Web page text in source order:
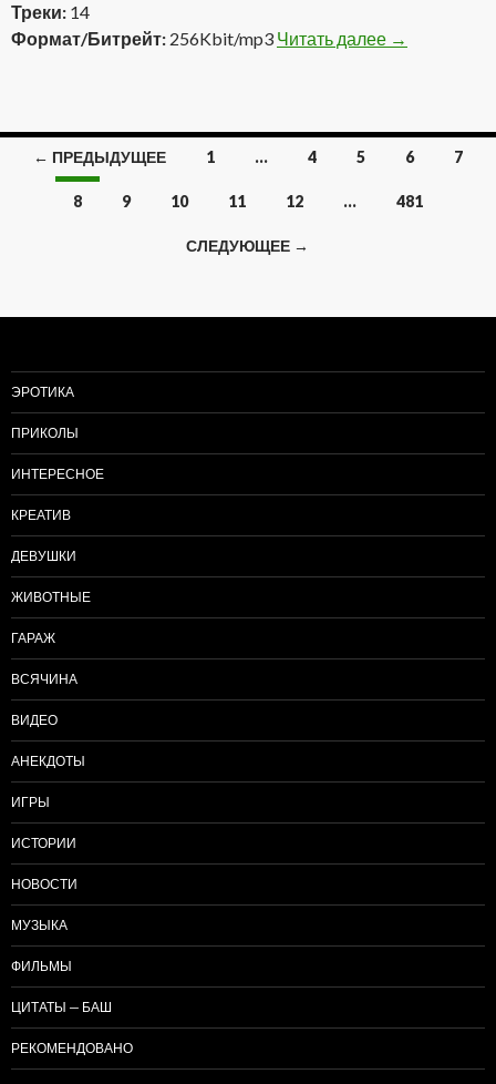
Треки: 14
Формат/Битрейт: 256Kbit/mp3 Читать далее Dub
→
Навигация
← ПРЕДЫДУЩЕЕ 1 … 4 5 6 7
8 9 10 11 12 … 481
СЛЕДУЮЩЕЕ →
ЭРОТИКА
ПРИКОЛЫ
ИНТЕРЕСНОЕ
КРЕАТИВ
ДЕВУШКИ
ЖИВОТНЫЕ
ГАРАЖ
ВСЯЧИНА
ВИДЕО
АНЕКДОТЫ
ИГРЫ
ИСТОРИИ
НОВОСТИ
МУЗЫКА
ФИЛЬМЫ
ЦИТАТЫ — БАШ
РЕКОМЕНДОВАНО